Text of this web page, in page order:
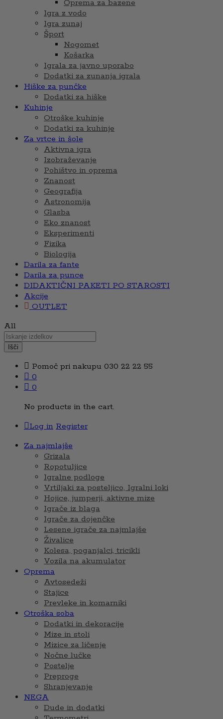
Oprema za bazene
Igra z vodo
Igra zunaj
Šport
Nogomet
Košarka
Igrala za javno uporabo
Dodatki za zunanja igrala
Hiške za punčke
Dodatki za hiške
Kuhinje
Otroške kuhinje
Dodatki za kuhinje
Za vrtce in šole
Aktivna igra
Izobraževanje
Pohištvo in oprema
Znanost
Geografija
Astronomija
Glasba
Eko znanost
Eksperimenti
Fizika
Biologija
Darila za fante
Darila za punce
DIDAKTIČNI PAKETI PO STAROSTI
Akcije
OUTLET
All
Išči
Pomoč pri nakupu 030 22 22 55
0
0
No products in the cart.
Log in Register
Za najmlajše
Grizala
Ropotuljice
Igralne podloge
Vrtiljaki za posteljico, Igralni loki
Hojice, jumperji, aktivne mize
Igrače iz blaga
Igrače za dojenčke
Lesene igrače za najmlajše
Živalice
Kolesa, poganjalci, tricikli
Vozila na akumulator
Oprema
Avtosedeži
Stajice
Prevleke in komarniki
Otroška soba
Dodatki in dekoracije
Mize in stoli
Mizice za ličenje
Nočne lučke
Postelje
Preproge
Shranjevanje
NEGA
Dude in dodatki